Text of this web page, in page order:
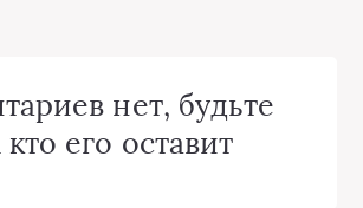
нет, будьте
его оставит